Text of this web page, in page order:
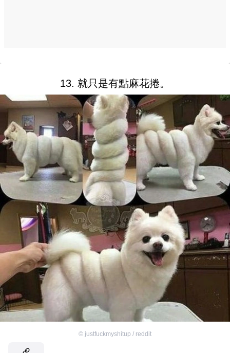
13. 就只是有點麻花捲。
© justfuckmyshitup / reddit